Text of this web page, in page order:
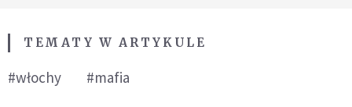
TEMATY W ARTYKULE
#włochy #mafia